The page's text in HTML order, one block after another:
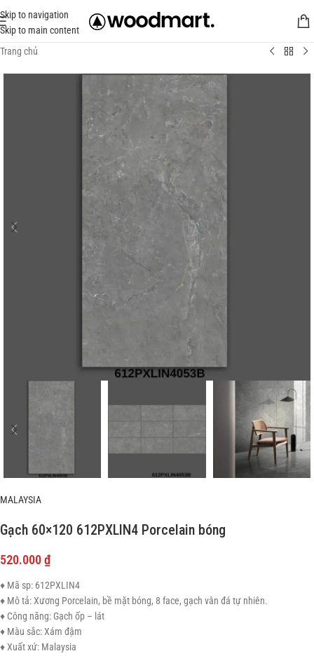
Skip to navigation
Skip to main content
Trang chủ
MALAYSIA
Gạch 60×120 612PXLIN4 Porcelain bóng
520.000₫
♦ Mã sp: 612PXLIN4
♦ Mô tả: Xương Porcelain, bề mặt bóng, 8 face, gạch vân đá tự nhiên.
♦ Công năng: Gạch ốp – lát
♦ Màu sắc: Xám đậm
♦ Xuất xứ: Malaysia